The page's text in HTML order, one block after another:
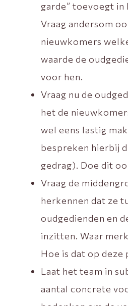
garde” toevoegt in
Vraag andersom
nieuwkomers
waarde de
voor hen.
Vraag nu de
het de
wel eens lastig
bespreken hierbij
gedrag). Doe dit
Vraag de
herkennen dat ze
oudgedienden en
inzitten. Waar
Hoe is dat op deze
Laat het team in
aantal concrete